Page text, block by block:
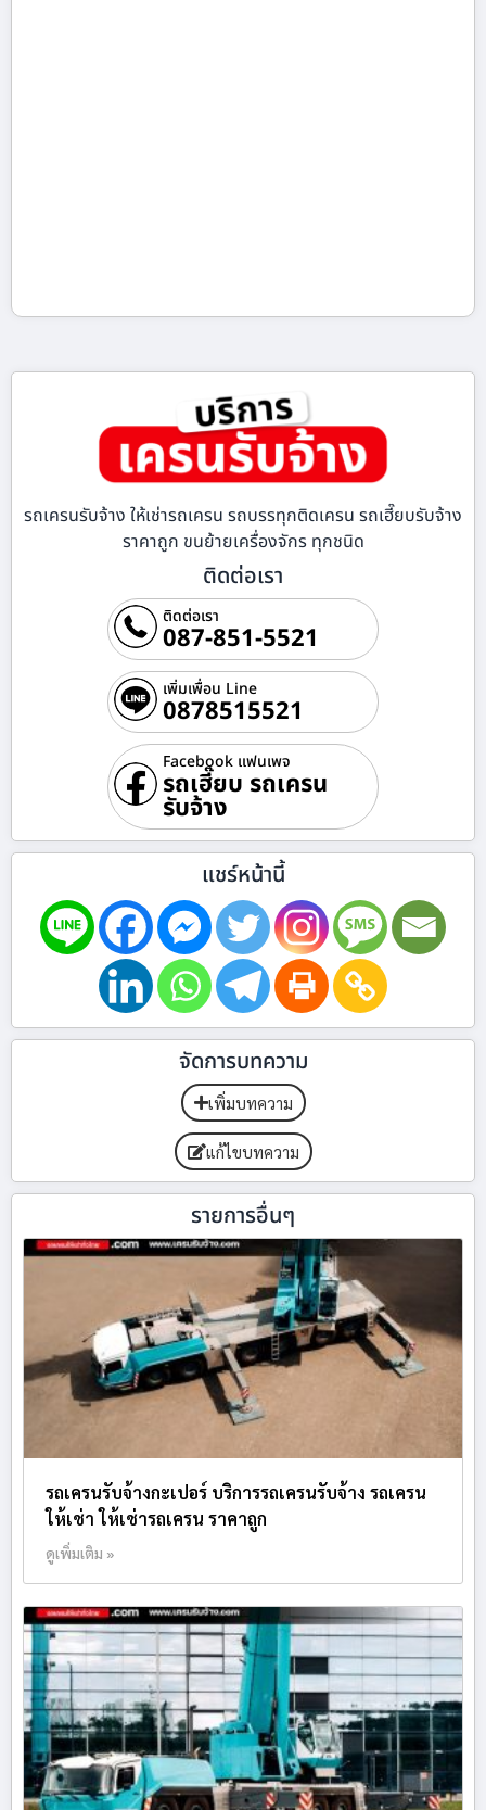
รถเครนรับจ้าง ให้เช่ารถเครน รถบรรทุกติดเครน รถเฮี๊ยบรับจ้าง
ราคาถูก ขนย้ายเครื่องจักร ทุกชนิด
ติดต่อเรา
ติดต่อเรา
087-851-5521
เพิ่มเพื่อน Line
0878515521
Facebook แฟนเพจ
รถเฮี๊ยบ รถเครน
รับจ้าง
แชร์หน้านี้
จัดการบทความ
เพิ่มบทความ
แก้ไขบทความ
รายการอื่นๆ
รถเครนรับจ้างกะเปอร์ บริการรถเครนรับจ้าง รถเครน
ให้เช่า ให้เช่ารถเครน ราคาถูก
ดูเพิ่มเติม »